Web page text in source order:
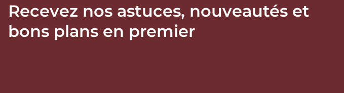
Recevez nos astuces, nouveautés et
bons plans en premier